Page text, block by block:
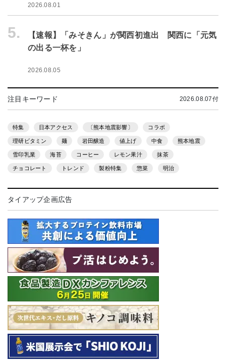
2026.08.01
5.
【速報】「みそきん」が関西初進出 関西に「元気
の出る一杯を」
2026.08.05
注目キーワード 2026.08.07付
特集 日本アクセス 〔熊本地震影響〕 コラボ
理研ビタミン 麺 岩田醸造 値上げ 中食 熊本地震
雪印乳業 海苔 コーヒー レモン果汁 抹茶
チョコレート トレンド 製粉特集 惣菜 明治
タイアップ企画広告